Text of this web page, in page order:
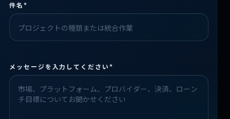
件名*
Please fix the highlighted fields.
メッセージを入力してください*